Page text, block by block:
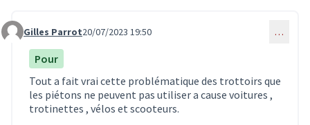
Commentaire 6632
Gilles Parrot20/07/2023 19:50 …
Pour
Tout a fait vrai cette problématique des trottoirs que
les piétons ne peuvent pas utiliser a cause voitures ,
trotinettes , vélos et scooteurs.